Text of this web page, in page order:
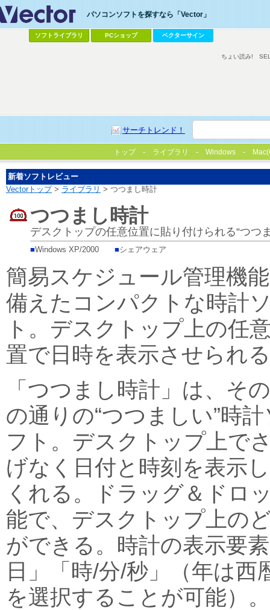
パソコンソフトを探すなら「Vector」
ソフトライブラリ PCショップ ベクターサイン
サーチトレンド！
ちょい読み!
トップ ライブラリ Windows
新着ソフトレビュー
Vectorトップ> ライブラリ > つつまし時計
つつまし時計
デスクトップの任意位置に貼り付けられる“つつ
■Windows XP/2000 ■シェアウェア
簡易スケジュール管理機
備えたコンパクトな時計
ト。デスクトップ上の任
置で日時を表示させられ
「つつまし時計」は、そ
の通りの“つつましい”時計
フト。デスクトップ上で
げなく日付と時刻を表示
くれる。ドラッグ＆ドロ
能で、デスクトップ上の
ができる。時計の表示要
日」「時/分/秒」（年は
を選択することが可能）